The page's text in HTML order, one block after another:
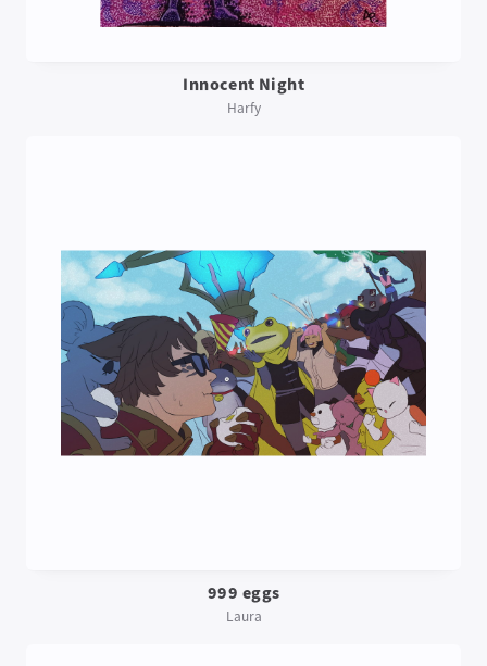
Innocent Night
Harfy
999 eggs
Laura